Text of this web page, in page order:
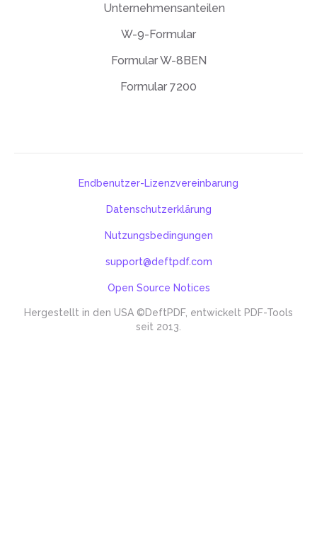
Unternehmensanteilen
W-9-Formular
Formular W-8BEN
Formular 7200
Hergestellt in den USA ©DeftPDF, entwickelt PDF-Tools
seit 2013.
Endbenutzer-Lizenzvereinbarung
Datenschutzerklärung
Nutzungsbedingungen
support@deftpdf.com
Open Source Notices